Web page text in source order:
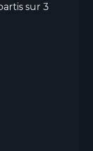
sur 3